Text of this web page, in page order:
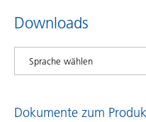
Downloads
Dokumente zum